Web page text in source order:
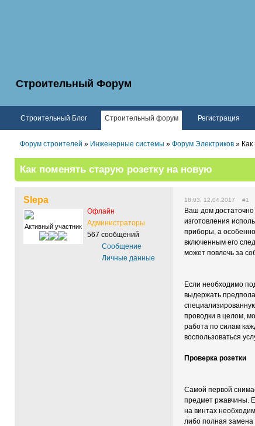
Строительный Форум
Строительный Блог Строительный форум Регистрация
Форум строителей » Инженерные системы » Форум Электриков » Как
Как поменять старую розетку на новую
Slepa
Активный участник
Офлайн
Администраторы
567 сообщений
Сообщение
Личные данные
18:03, 12.04.2017 #1
Ваш дом достаточно
изготовления
приборы, а
включенным его
может повлечь за
Если необходимо
выдержать
проводки в целом,
работа по силам
воспользоваться
Проверка розетки
Самой первой
предмет ржавчины.
на винтах
либо полная замена